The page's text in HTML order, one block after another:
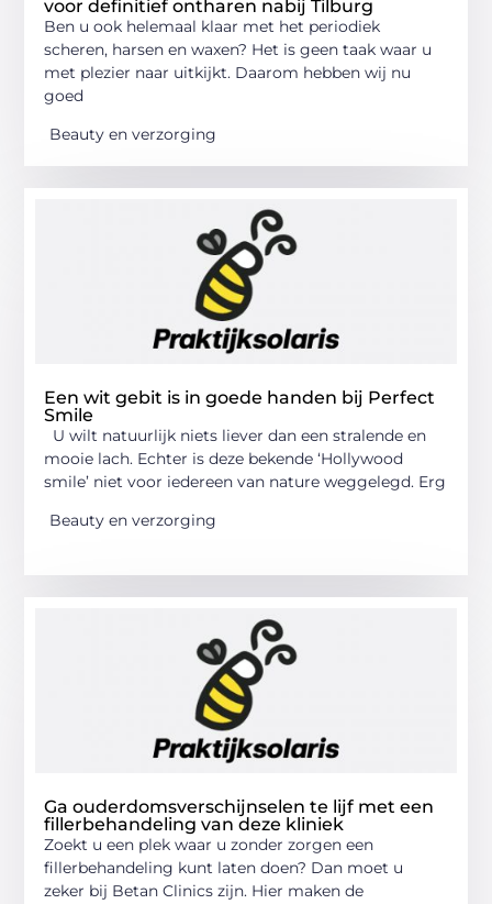
voor definitief ontharen nabij Tilburg
Ben u ook helemaal klaar met het periodiek
scheren, harsen en waxen? Het is geen taak waar u
met plezier naar uitkijkt. Daarom hebben wij nu
goed
Beauty en verzorging
Een wit gebit is in goede handen bij Perfect
Smile
U wilt natuurlijk niets liever dan een stralende en
mooie lach. Echter is deze bekende ‘Hollywood
smile’ niet voor iedereen van nature weggelegd. Erg
Beauty en verzorging
Ga ouderdomsverschijnselen te lijf met een
fillerbehandeling van deze kliniek
Zoekt u een plek waar u zonder zorgen een
fillerbehandeling kunt laten doen? Dan moet u
zeker bij Betan Clinics zijn. Hier maken de